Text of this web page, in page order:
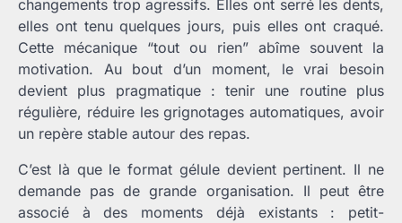
changements trop agressifs. Elles ont serré les dents,
elles ont tenu quelques jours, puis elles ont craqué.
Cette mécanique “tout ou rien” abîme souvent la
motivation. Au bout d’un moment, le vrai besoin
devient plus pragmatique : tenir une routine plus
régulière, réduire les grignotages automatiques, avoir
un repère stable autour des repas.
C’est là que le format gélule devient pertinent. Il ne
demande pas de grande organisation. Il peut être
associé à des moments déjà existants : petit-